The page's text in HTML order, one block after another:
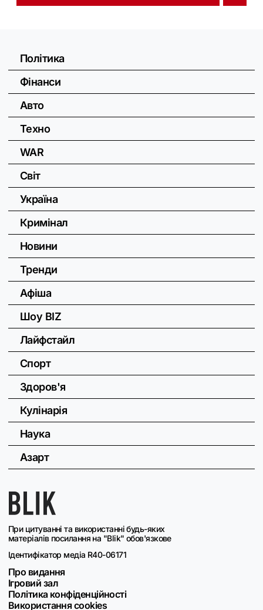
При цитуванні та використанні будь-яких
матеріалів посилання на "Blik" обов'язкове
Ідентифікатор медіа R40-06171
Про видання
Ігровий зал
Політика конфіденційності
Використання cookies
Політика
Фінанси
Авто
Техно
WAR
Світ
Україна
Кримінал
Новини
Тренди
Афіша
Шоу BIZ
Лайфстайл
Спорт
Здоров'я
Кулінарія
Наука
Азарт